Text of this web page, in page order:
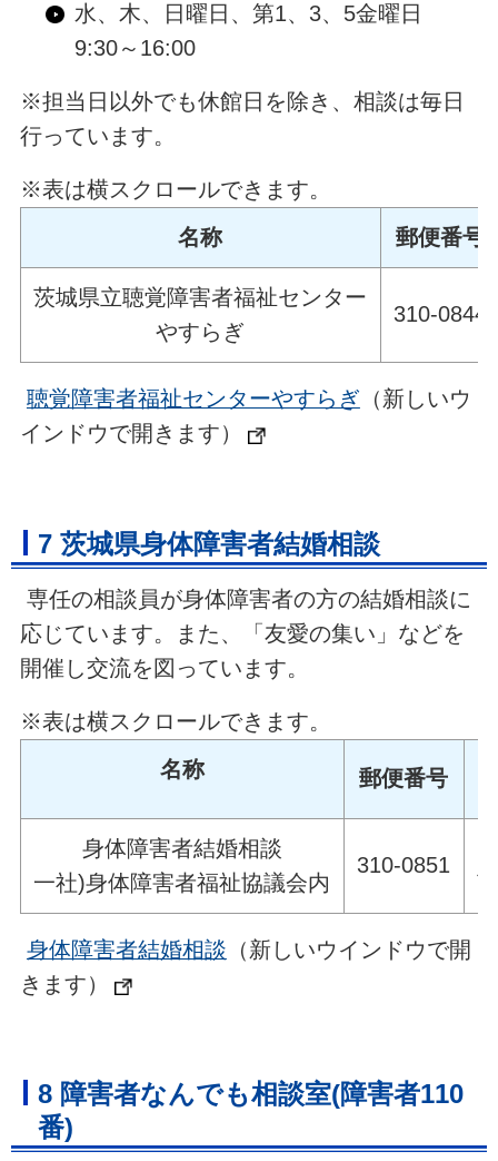
水、木、日曜日、第1、3、5金曜日
9:30～16:00
※担当日以外でも休館日を除き、相談は毎日
行っています。
※表は横スクロールできます。
名称
郵便番号
茨城県立聴覚障害者福祉センター
やすらぎ
310-0844
聴覚障害者福祉センターやすらぎ （新しいウ
インドウで開きます）
7 茨城県身体障害者結婚相談
専任の相談員が身体障害者の方の結婚相談に
応じています。また、「友愛の集い」などを
開催し交流を図っています。
※表は横スクロールできます。
名称
郵便番号
身体障害者結婚相談
一社)身体障害者福祉協議会内
310-0851
身体障害者結婚相談 （新しいウインドウで開
きます）
8 障害者なんでも相談室(障害者110
番)